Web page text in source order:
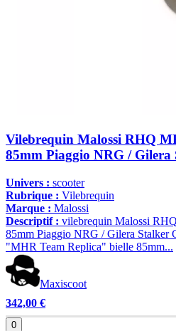
Vilebrequin Malossi RHQ
85mm Piaggio NRG / Gilera
Univers : scooter
Rubrique : Vilebrequin
Marque : Malossi
Descriptif : vilebrequin Malossi
85mm Piaggio NRG / Gilera Stalker
"MHR Team Replica" bielle 85mm...
Maxiscoot
342,00 €
0